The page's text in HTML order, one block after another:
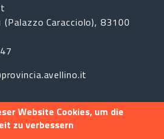
Caracciolo), 83100
Website Cookies, um die
zu verbessern